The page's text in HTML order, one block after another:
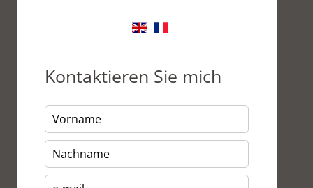
Kontaktieren Sie mich